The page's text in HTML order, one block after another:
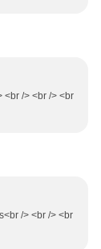
<br /> <br /> <br
/> <br /> <br